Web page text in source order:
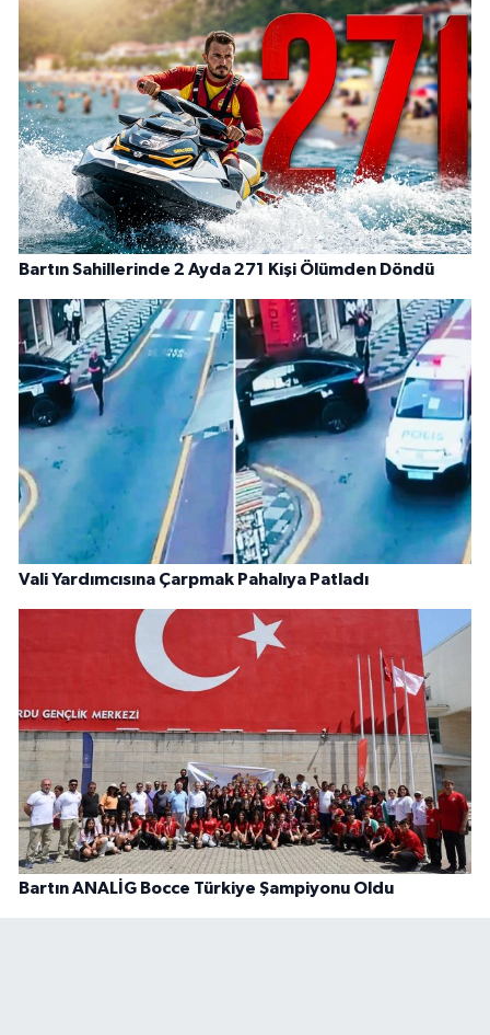
Bartın Sahillerinde 2 Ayda 271 Kişi Ölümden Döndü
Vali Yardımcısına Çarpmak Pahalıya Patladı
Bartın ANALİG Bocce Türkiye Şampiyonu Oldu